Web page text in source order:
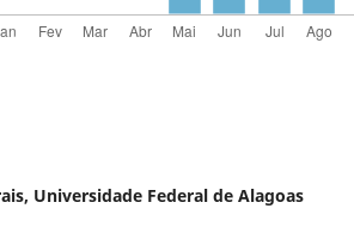
Universidade Federal de Alagoas